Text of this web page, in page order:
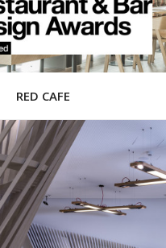
RED CAFE